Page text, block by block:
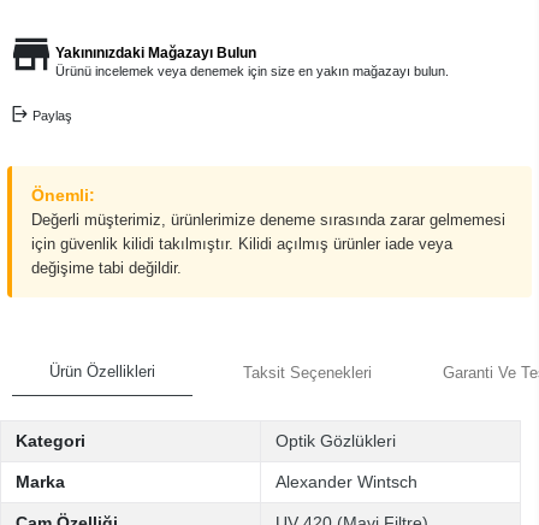
Yakınınızdaki Mağazayı Bulun
Ürünü incelemek veya denemek için size en yakın mağazayı bulun.
Paylaş
Önemli:
Değerli müşterimiz, ürünlerimize deneme sırasında zarar gelmemesi
için güvenlik kilidi takılmıştır. Kilidi açılmış ürünler iade veya
değişime tabi değildir.
Ürün Özellikleri Taksit Seçenekleri Garanti Ve
Kategori Optik Gözlükleri
Marka Alexander Wintsch